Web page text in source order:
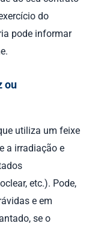
do
pode informar
ou
utiliza um feixe
a irradiação e
etc.). Pode,
e em
se o